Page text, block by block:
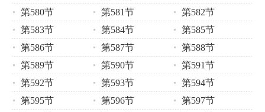
第580节
第581节
第582节
第583节
第584节
第585节
第586节
第587节
第588节
第589节
第590节
第591节
第592节
第593节
第594节
第595节
第596节
第597节